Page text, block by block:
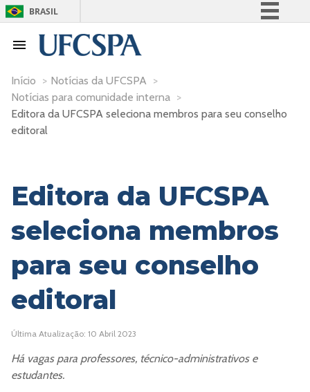
BRASIL
Acesso à informação
Legislação
Início > Notícias da UFCSPA >
Notícias para comunidade interna >
Editora da UFCSPA seleciona membros para seu conselho
editoral
Editora da UFCSPA
seleciona membros
para seu conselho
editoral
Última Atualização: 10 Abril 2023
Há vagas para professores, técnico-administrativos e
estudantes.